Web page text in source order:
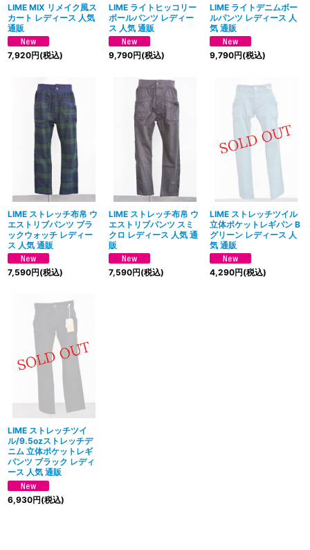
LIME MIX リメイク風ス
カート レディース 人気
通販
7,920円(税込)
LIME ライトヒッコリー
ボールパンツ レディー
ス 人気 通販
9,790円(税込)
LIME ライトデニムボー
ルパンツ レディース 人
気 通販
9,790円(税込)
LIME ストレッチ布帛 ウ
エストリブパンツ ブラ
ックウォッチ レディー
ス 人気 通販
7,590円(税込)
LIME ストレッチ布帛 ウ
エストリブパンツ スミ
クロ レディース 人気 通
販
7,590円(税込)
LIME ストレッチツイル
立体ポケットレギパン B
グリーン レディース 人
気 通販
4,290円(税込)
LIME ストレッチツイ
ル/9.5ozストレッチデ
ニム 立体ポケットレギ
パンツ ブラック レディ
ース 人気 通販
6,930円(税込)